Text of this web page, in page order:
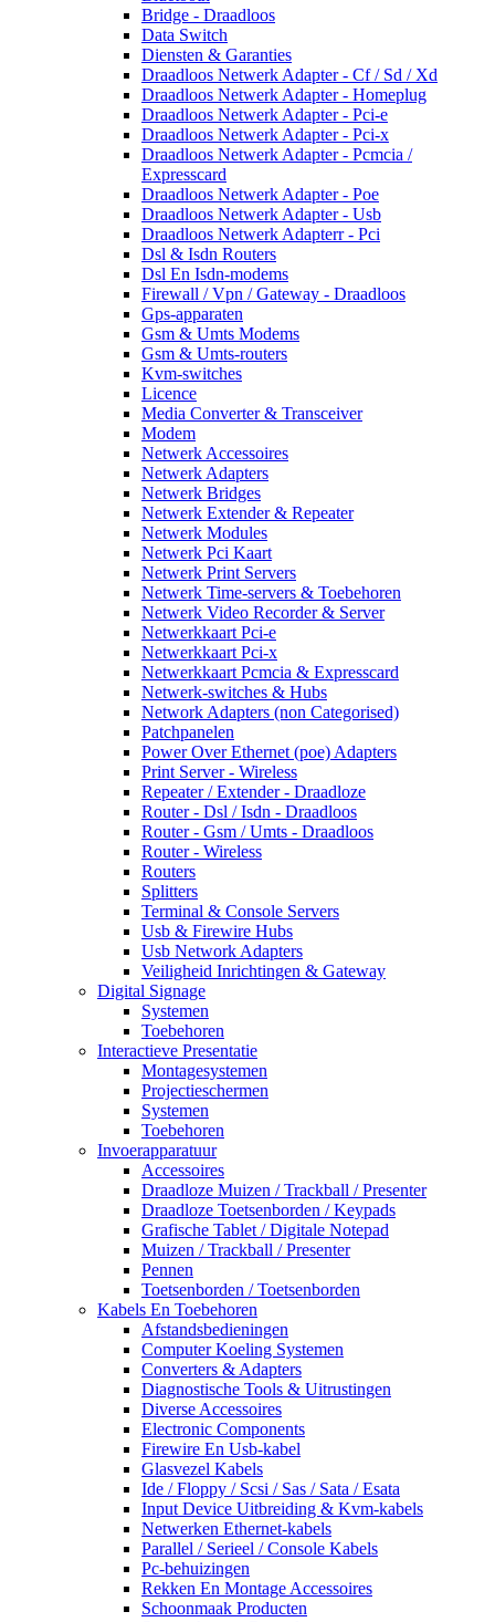
Bridge - Draadloos
Data Switch
Diensten & Garanties
Draadloos Netwerk Adapter - Cf / Sd / Xd
Draadloos Netwerk Adapter - Homeplug
Draadloos Netwerk Adapter - Pci-e
Draadloos Netwerk Adapter - Pci-x
Draadloos Netwerk Adapter - Pcmcia /
Expresscard
Draadloos Netwerk Adapter - Poe
Draadloos Netwerk Adapter - Usb
Draadloos Netwerk Adapterr - Pci
Dsl & Isdn Routers
Dsl En Isdn-modems
Firewall / Vpn / Gateway - Draadloos
Gps-apparaten
Gsm & Umts Modems
Gsm & Umts-routers
Kvm-switches
Licence
Media Converter & Transceiver
Modem
Netwerk Accessoires
Netwerk Adapters
Netwerk Bridges
Netwerk Extender & Repeater
Netwerk Modules
Netwerk Pci Kaart
Netwerk Print Servers
Netwerk Time-servers & Toebehoren
Netwerk Video Recorder & Server
Netwerkkaart Pci-e
Netwerkkaart Pci-x
Netwerkkaart Pcmcia & Expresscard
Netwerk-switches & Hubs
Network Adapters (non Categorised)
Patchpanelen
Power Over Ethernet (poe) Adapters
Print Server - Wireless
Repeater / Extender - Draadloze
Router - Dsl / Isdn - Draadloos
Router - Gsm / Umts - Draadloos
Router - Wireless
Routers
Splitters
Terminal & Console Servers
Usb & Firewire Hubs
Usb Network Adapters
Veiligheid Inrichtingen & Gateway
Digital Signage
Systemen
Toebehoren
Interactieve Presentatie
Montagesystemen
Projectieschermen
Systemen
Toebehoren
Invoerapparatuur
Accessoires
Draadloze Muizen / Trackball / Presenter
Draadloze Toetsenborden / Keypads
Grafische Tablet / Digitale Notepad
Muizen / Trackball / Presenter
Pennen
Toetsenborden / Toetsenborden
Kabels En Toebehoren
Afstandsbedieningen
Computer Koeling Systemen
Converters & Adapters
Diagnostische Tools & Uitrustingen
Diverse Accessoires
Electronic Components
Firewire En Usb-kabel
Glasvezel Kabels
Ide / Floppy / Scsi / Sas / Sata / Esata
Input Device Uitbreiding & Kvm-kabels
Netwerken Ethernet-kabels
Parallel / Serieel / Console Kabels
Pc-behuizingen
Rekken En Montage Accessoires
Schoonmaak Producten